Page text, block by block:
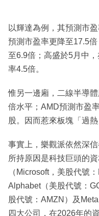
以輝達為例，其預測市
預測市盈率更降至17.5
至6.9倍；高盛於5月中
率4.5倍。
惟另一邊廂，二線半導
倍水平；AMD預測市盈
股。因而惹來板塊「過熱
事實上，樂觀派依然深
所持原因是科技巨頭的
（Microsoft，美股代號
Alphabet（美股代號：
股代號：AMZN）及
四大公司，在2026年的